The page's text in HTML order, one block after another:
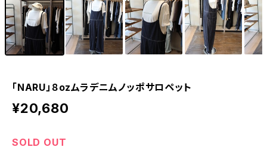
「NARU」８ozムラデニムノッポサロペット
¥20,680
SOLD OUT